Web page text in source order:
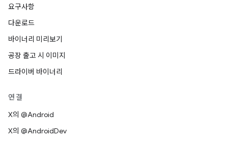
요구사항
다운로드
바이너리 미리보기
공장 출고 시 이미지
드라이버 바이너리
연결
X의 @Android
X의 @AndroidDev